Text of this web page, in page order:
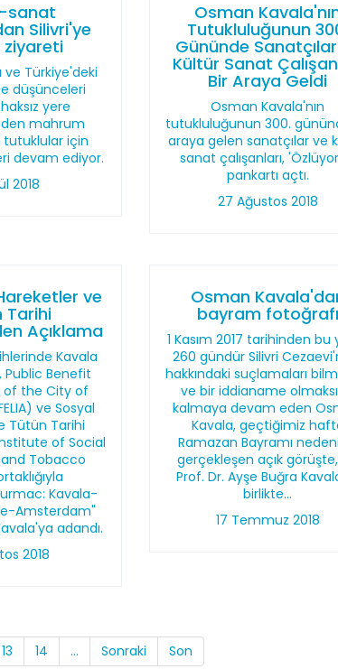
sanat
Silivri'ye
Türkiye'deki
düşünceleri
yere
mahrum
tutuklular için
devam ediyor.
2018
Osman
Tutukluluğunun
Gününde
Kültür Sanat
Bir Araya Geldi
Osman Kavala'nın
tutukluluğunun 300.
araya gelen sanatçılar ve
sanat çalışanları,
pankartı açtı.
27 Ağustos 2018
ve
Tarihi
Açıklama
Kavala
Public Benefit
of the City of
ve Sosyal
Tütün Tarihi
of Social
Tobacco
Kavala-
Amsterdam"
adandı.
2018
Osman
bayram fotoğrafı
1 Kasım 2017 tarihinden bu
260 gündür Silivri
hakkındaki suçlamaları
ve bir iddianame
kalmaya devam eden
Kavala, geçtiğimiz
Ramazan Bayramı
gerçekleşen açık
Prof. Dr. Ayşe Buğra
birlikte...
17 Temmuz 2018
13 14 ... Sonraki Son